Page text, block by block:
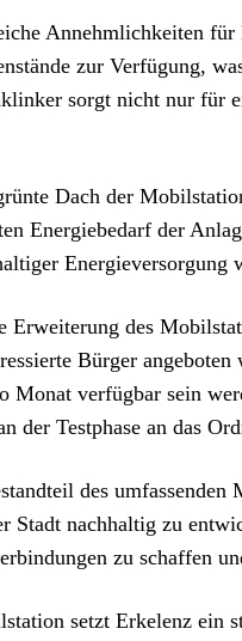
Annehmlichkeiten
zur Verfügung,
sorgt nicht nur für
Dach der
Energiebedarf der
Energieversorgung
Erweiterung des
Bürger
Monat verfügbar sein
der Testphase an das
des
Stadt nachhaltig zu
zu schaffen
setzt Erkelenz ein